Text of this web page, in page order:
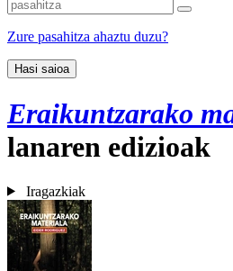
Zure pasahitza ahaztu duzu?
Hasi saioa
Eraikuntzarako
lanaren edizioak
Iragazkiak